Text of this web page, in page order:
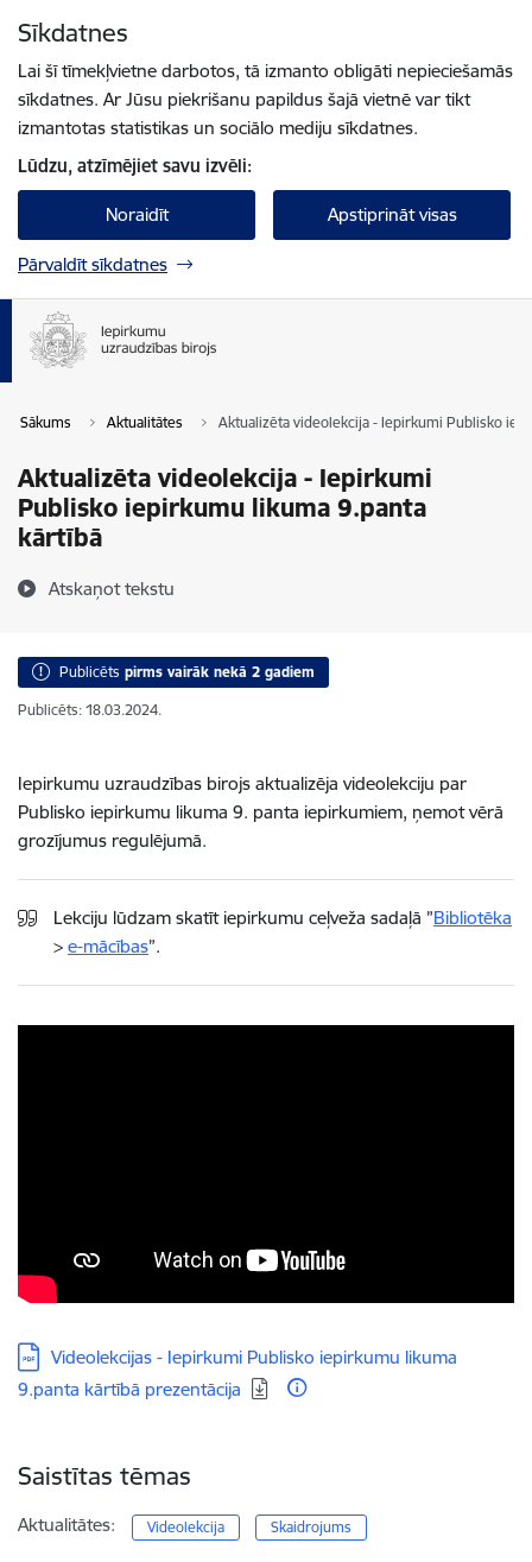
Sīkdatnes
Lai šī tīmekļvietne darbotos, tā izmanto obligāti nepieciešamās
sīkdatnes. Ar Jūsu piekrišanu papildus šajā vietnē var tikt
izmantotas statistikas un sociālo mediju sīkdatnes.
Lūdzu, atzīmējiet savu izvēli:
Noraidīt Apstiprināt visas
Pārvaldīt sīkdatnes
Sākums Aktualitātes Aktualizēta videolekcija - Iepirkumi Publisko
Aktualizēta videolekcija - Iepirkumi
Publisko iepirkumu likuma 9.panta
kārtībā
Atskaņot tekstu
Publicēts pirms vairāk nekā 2 gadiem
Publicēts: 18.03.2024.
Iepirkumu uzraudzības birojs aktualizēja videolekciju par
Publisko iepirkumu likuma 9. panta iepirkumiem, ņemot vērā
grozījumus regulējumā.
Lekciju lūdzam skatīt iepirkumu ceļveža sadaļā ”Bibliotēka
> e-mācības”.
Lejupielādēt:
Videolekcijas - Iepirkumi Publisko iepirkumu likuma
9.panta kārtībā prezentācija
Saistītas tēmas
Aktualitātes: Videolekcija Skaidrojums